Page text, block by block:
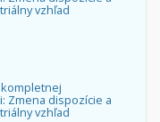
vzhľad
Zmena dispozície a
vzhľad